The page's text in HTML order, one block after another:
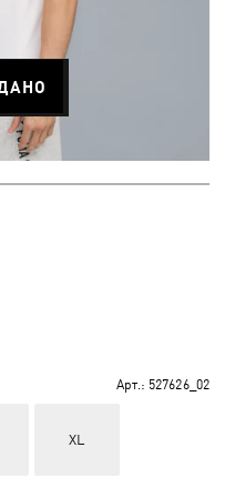
Арт.: 527626_02
XL